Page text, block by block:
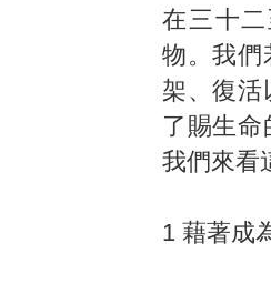
在三十
物。我們
架、復活
了賜生
我們來看
1 藉著成